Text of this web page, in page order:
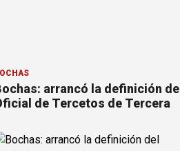
arrancó la definición del
de Tercetos de Tercera